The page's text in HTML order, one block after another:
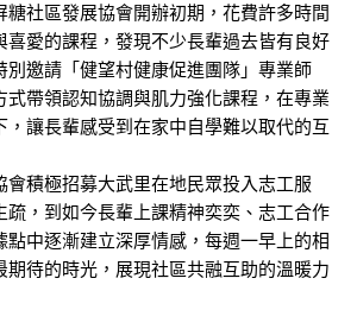
社區發展協會開辦初期，花費許多時間
喜愛的課程，發現不少長輩過去皆有良好
別邀請「健望村健康促進團隊」專業師
式帶領認知協調與肌力強化課程，在專業
，讓長輩感受到在家中自學難以取代的互
積極招募大武里在地民眾投入志工服
疏，到如今長輩上課精神奕奕、志工合作
點中逐漸建立深厚情感，每週一早上的相
期待的時光，展現社區共融互助的溫暖力